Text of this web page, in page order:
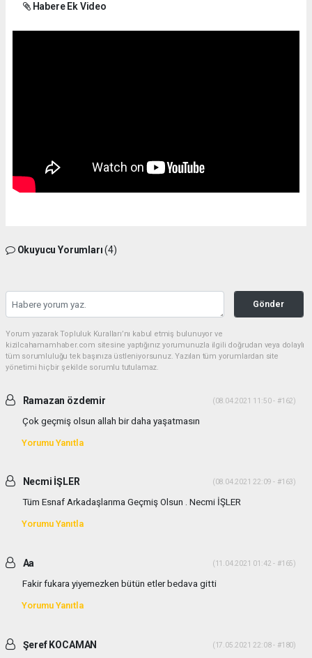
Habere Ek Video
Okuyucu Yorumları(4)
Gönder
Yorum yazarak Topluluk Kuralları’nı kabul etmiş bulunuyor ve
kizilcahamamhaber.com sitesine yaptığınız yorumunuzla ilgili doğrudan veya dolaylı
tüm sorumluluğu tek başınıza üstleniyorsunuz. Yazılan tüm yorumlardan site
yönetimi hiçbir şekilde sorumlu tutulamaz.
Ramazan özdemir (08.04.2021 11:50 - #162)
Çok geçmiş olsun allah bir daha yaşatmasın
Yorumu Yanıtla
Necmi İŞLER (08.04.2021 22:09 - #163)
Tüm Esnaf Arkadaşlarıma Geçmiş Olsun . Necmi İŞLER
Yorumu Yanıtla
Aa (11.04.2021 01:42 - #165)
Fakir fukara yiyemezken bütün etler bedava gitti
Yorumu Yanıtla
Şeref KOCAMAN (17.05.2021 22:08 - #180)